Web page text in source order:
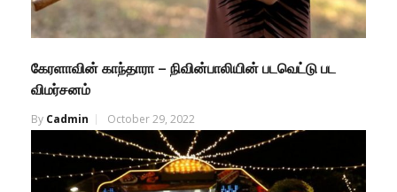
கேரளாவின் காந்தாரா – நிவின்பாலியின் படவெட்டு பட
விமர்சனம்
By Cadmin October 29, 2022